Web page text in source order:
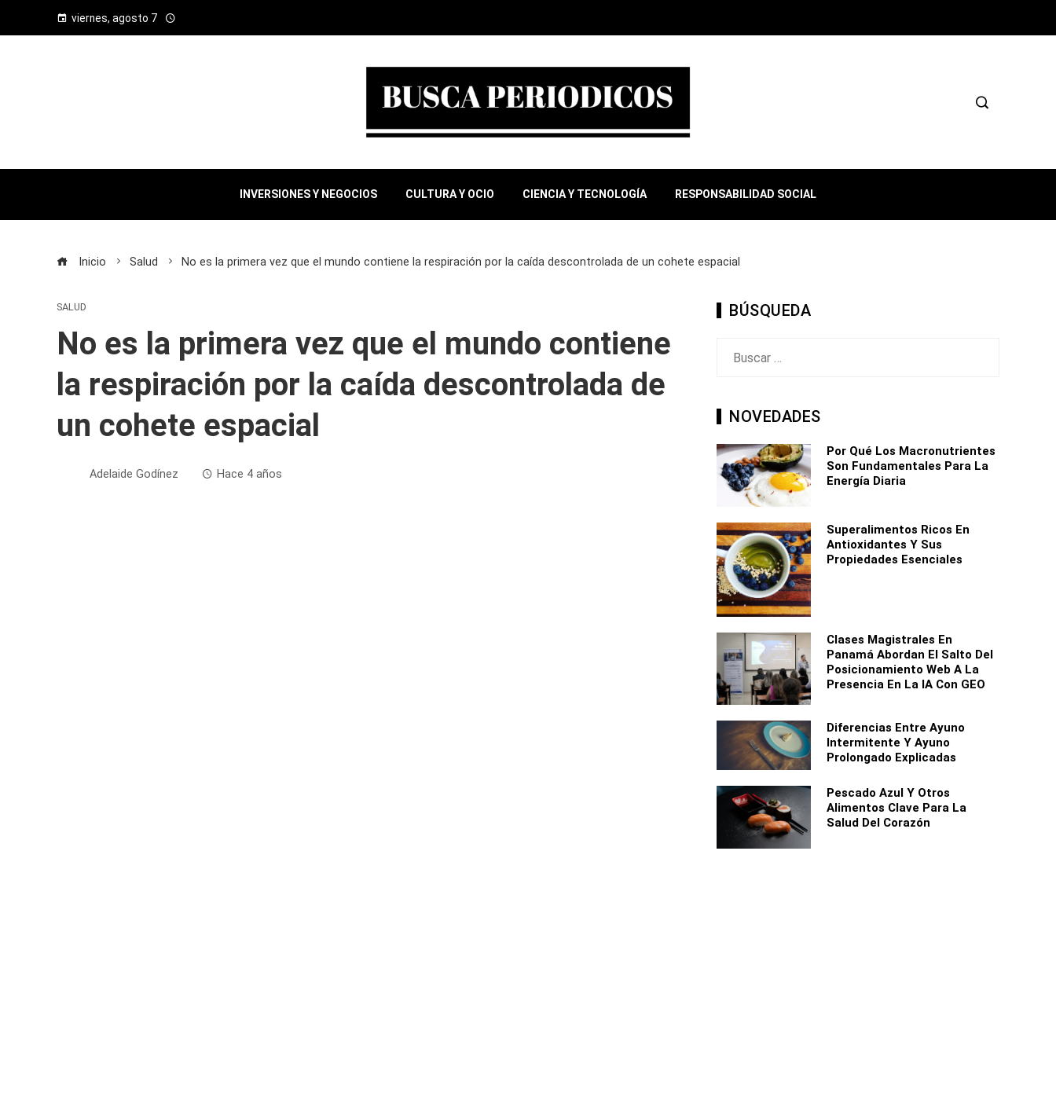
viernes, agosto 7
INVERSIONES Y NEGOCIOS CULTURA Y OCIO CIENCIA Y TECNOLOGÍA RESPONSABILIDAD SOCIAL
Inicio Salud No es la primera vez que el mundo contiene la respiración por la caída descontrolada de un cohete espacial
SALUD
No es la primera vez que el mundo contiene
la respiración por la caída descontrolada de
un cohete espacial
Adelaide Godínez Hace 4 años
BÚSQUEDA
NOVEDADES
Por Qué Los Macronutrientes
Son Fundamentales Para La
Energía Diaria
Superalimentos Ricos En
Antioxidantes Y Sus
Propiedades Esenciales
Clases Magistrales En
Panamá Abordan El Salto Del
Posicionamiento Web A La
Presencia En La IA Con GEO
Diferencias Entre Ayuno
Intermitente Y Ayuno
Prolongado Explicadas
Pescado Azul Y Otros
Alimentos Clave Para La
Salud Del Corazón